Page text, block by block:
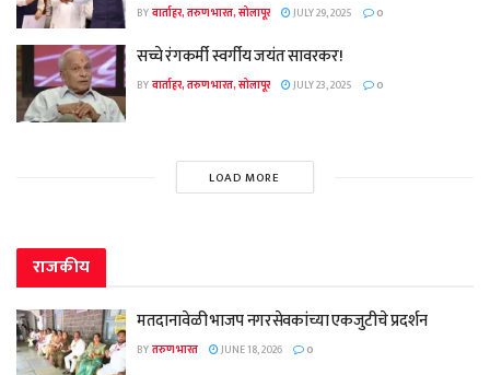
BYवार्ताहर, तरुण भारत, सोलापूर JULY 29, 2025 0
सच्चे रंगकर्मी स्वर्गीय जयंत सावरकर!
BYवार्ताहर, तरुण भारत, सोलापूर JULY 23, 2025 0
LOAD MORE
राजकीय
मतदानावेळी भाजप नगरसेवकांच्या एकजुटीचे प्रदर्शन
BYतरुण भारत JUNE 18, 2026 0